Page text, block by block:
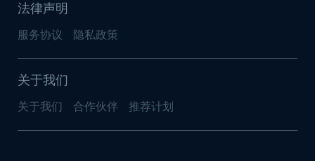
法律声明
服务协议 隐私政策
关于我们
关于我们 合作伙伴 推荐计划